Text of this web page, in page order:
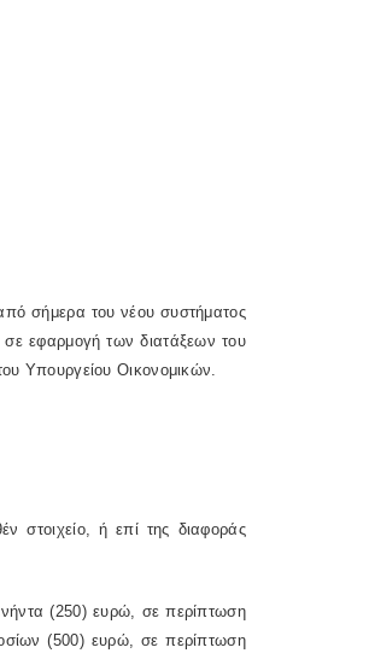
σήμερα του νέου συστήματος
εφαρμογή των διατάξεων του
Υπουργείου Οικονομικών.
στοιχείο, ή επί της διαφοράς
(250) ευρώ, σε περίπτωση
(500) ευρώ, σε περίπτωση